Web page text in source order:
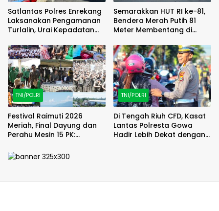
Satlantas Polres Enrekang
Laksanakan Pengamanan
Turlalin, Urai Kepadatan
Enrekang
Semarakkan HUT RI ke-81,
Bendera Merah Putih 81
Meter Membentang di
TNI/POLRI
Festival Raimuti 2026
Meriah, Final Dayung dan
Perahu Mesin 15 PK:
Kebersamaan
TNI/POLRI
Di Tengah Riuh CFD, Kasat
Lantas Polresta Gowa
Hadir Lebih Dekat dengan